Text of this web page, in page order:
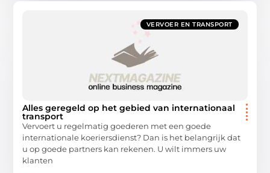
VERVOER EN TRANSPORT
Alles geregeld op het gebied van internationaal
transport
Vervoert u regelmatig goederen met een goede
internationale koeriersdienst? Dan is het belangrijk dat
u op goede partners kan rekenen. U wilt immers uw
klanten